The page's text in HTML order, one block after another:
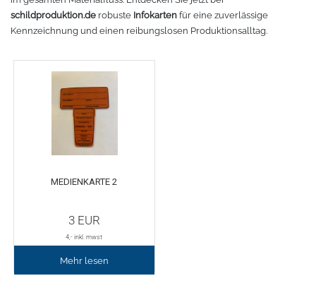
Stickmaschinen
Oracal 970 Matt
Oracal 975
Oracal 451
Oracal 638
Gedruckte Medien
Mimaki
Summagraphic
GCC - Expert/Puma/Jaguar
Schneide-Software
Taschen
Ausrüstung und Kleidung
Fleece
Myrtle Beach
schildproduktion.de robuste Infokarten für eine zuverlässige
Kennzeichnung und einen reibungslosen Produktionsalltag.
MEDIENKARTE 2
3EUR
4 ,- inkl. mwst
Mehr lesen